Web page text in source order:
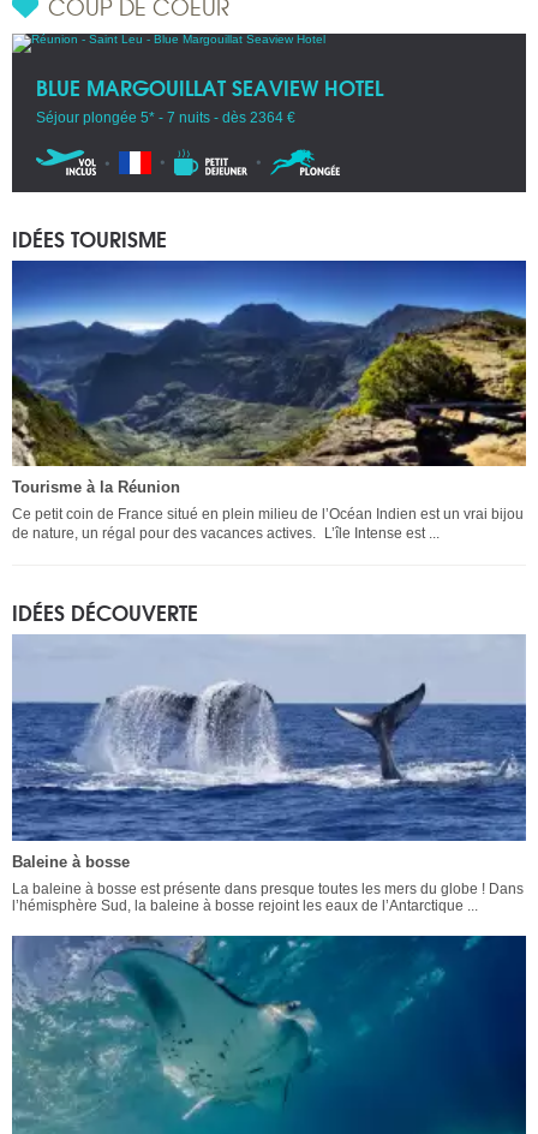
COUP DE COEUR
BLUE MARGOUILLAT SEAVIEW HOTEL
Séjour plongée 5* - 7 nuits - dès 2364 €
IDÉES TOURISME
Tourisme à la Réunion
Ce petit coin de France situé en plein milieu de l’Océan Indien est un vrai bijou
de nature, un régal pour des vacances actives. L’île Intense est ...
IDÉES DÉCOUVERTE
Baleine à bosse
La baleine à bosse est présente dans presque toutes les mers du globe ! Dans
l’hémisphère Sud, la baleine à bosse rejoint les eaux de l’Antarctique ...